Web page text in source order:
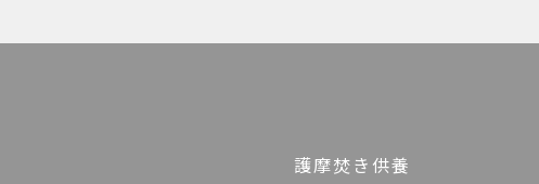
護摩焚き 供養